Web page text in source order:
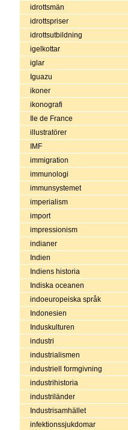
idrottsmän
idrottspriser
idrottsutbildning
igelkottar
iglar
Iguazu
ikoner
ikonografi
Ile de France
illustratörer
IMF
immigration
immunologi
immunsystemet
imperialism
import
impressionism
indianer
Indien
Indiens historia
Indiska oceanen
indoeuropeiska språk
Indonesien
Induskulturen
industri
industrialismen
industriell formgivning
industrihistoria
industriländer
Industrisamhället
infektionssjukdomar